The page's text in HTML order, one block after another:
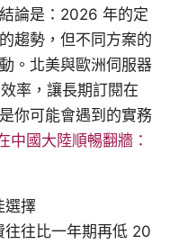
論是：2026 年的定
趨勢，但不同方案的
。北美與歐洲伺服器
率，讓長期訂閱在
你可能會遇到的實務
中國大陸順暢翻牆：
選擇
往比一年期再低 20